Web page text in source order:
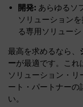
開発: あらゆるソ
ソリューション
る専用ソリューシ
最高を求めるなら、
ーが最適です。これ
ソリューション・
ート・パートナーの
い。